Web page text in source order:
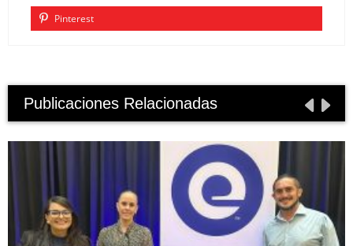
Pinterest
Publicaciones Relacionadas